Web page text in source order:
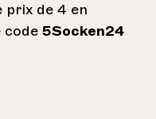
prix de 4 en
code 5Socken24